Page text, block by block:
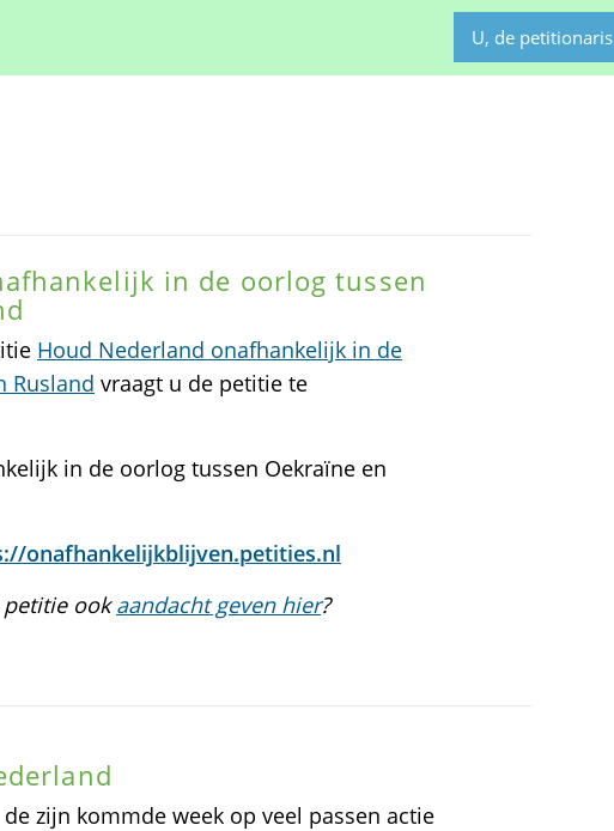
U, de petitionaris
in de oorlog tussen
Houd Nederland onafhankelijk in de
Rusland vraagt u de petitie te
in de oorlog tussen Oekraïne en
onafhankelijkblijven.petities.nl
petitie ookaandacht geven hier?
zijn kommde week op veel passen actie